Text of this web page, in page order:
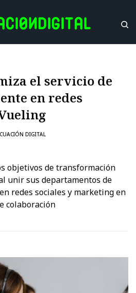
el servicio de
en redes
DIGITAL
objetivos de transformación
unir sus departamentos de
redes sociales y marketing en
colaboración